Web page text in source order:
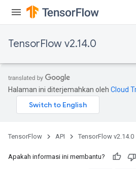
TensorFlow v2.14.0
Halaman ini diterjemahkan oleh Cloud
TensorFlow API TensorFlow v2.14.0
Apakah informasi ini membantu?